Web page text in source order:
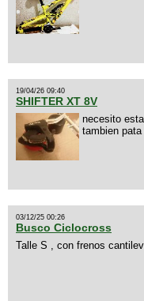
19/04/26 09:40
SHIFTER XT 8V
necesito
tambien
03/12/25 00:26
Busco Ciclocross
Talle S , con frenos